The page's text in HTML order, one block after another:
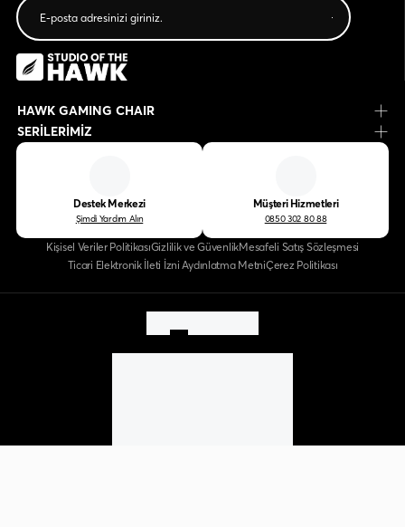
HAWK GAMING CHAIR
SERİLERİMİZ
Destek Merkezi
Şimdi Yardım Alın
Müşteri Hizmetleri
0850 302 80 88
Kişisel Veriler PolitikasıGizlilik ve GüvenlikMesafeli Satış Sözleşmesi
Ticari Elektronik İleti İzni Aydınlatma MetniÇerez Politikası